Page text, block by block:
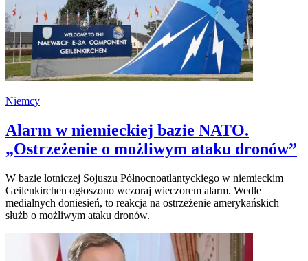
Niemcy
Alarm w niemieckiej bazie NATO.
„Ostrzeżenie o możliwym ataku dronów”
W bazie lotniczej Sojuszu Północnoatlantyckiego w niemieckim
Geilenkirchen ogłoszono wczoraj wieczorem alarm. Wedle
medialnych doniesień, to reakcja na ostrzeżenie amerykańskich
służb o możliwym ataku dronów.